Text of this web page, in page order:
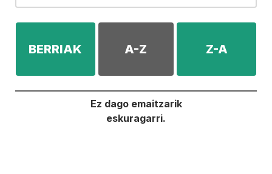
BERRIAK A-Z Z-A
Ez dago emaitzarik
eskuragarri.